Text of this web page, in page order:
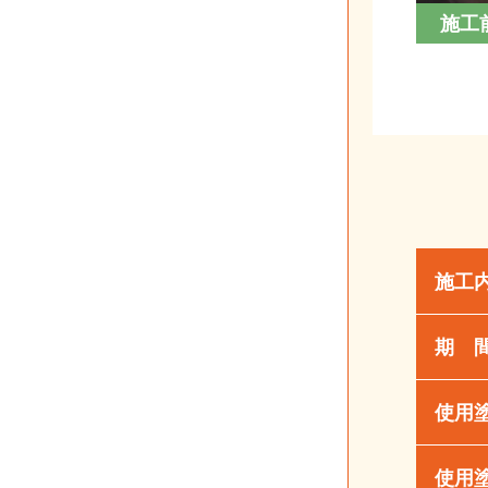
施工
施工
期
使用
使用